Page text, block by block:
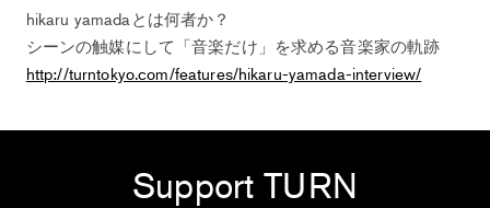
hikaru yamadaとは何者か？
シーンの触媒にして「音楽だけ」を求める音楽家の軌跡
http://turntokyo.com/features/hikaru-yamada-interview/
Support TURN